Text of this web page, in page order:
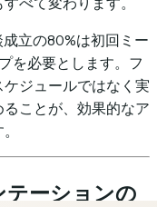
べて変わります。
立の80%は初回ミー
を必要とします。フ
ジュールではなく実
ことが、効果的なア
ーションの